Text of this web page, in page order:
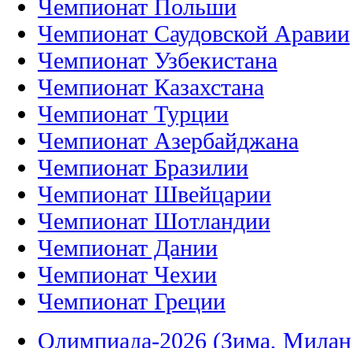
Чемпионат Польши
Чемпионат Саудовской Аравии
Чемпионат Узбекистана
Чемпионат Казахстана
Чемпионат Турции
Чемпионат Азербайджана
Чемпионат Бразилии
Чемпионат Швейцарии
Чемпионат Шотландии
Чемпионат Дании
Чемпионат Чехии
Чемпионат Греции
Олимпиада-2026 (Зима,